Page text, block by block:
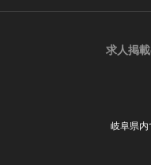
岐阜県内
求人掲